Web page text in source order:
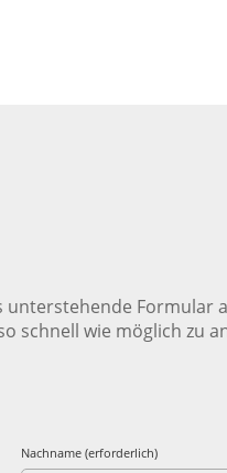
schnell wie möglich zu
Nachname (erforderlich)